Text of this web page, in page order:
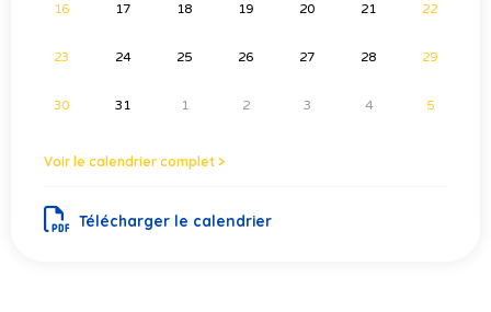
16 17 18 19 20 21 22
23 24 25 26 27 28 29
30 31 1 2 3 4 5
Voir le calendrier complet >
Télécharger le calendrier